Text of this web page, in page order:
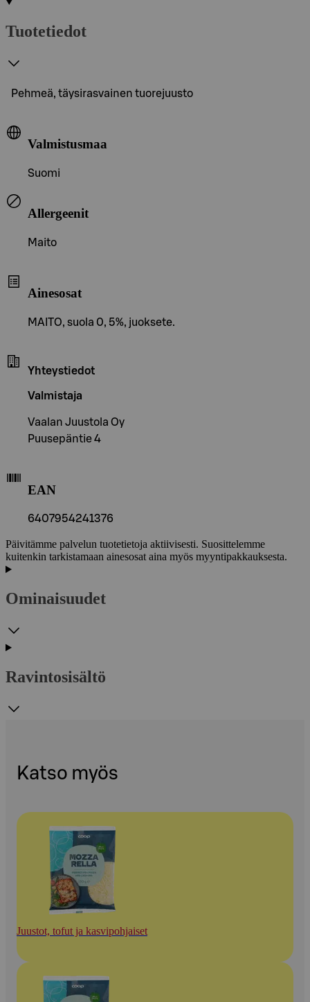
Tuotetiedot
Pehmeä, täysirasvainen tuorejuusto
Valmistusmaa
Suomi
Allergeenit
Maito
Ainesosat
MAITO, suola 0, 5%, juoksete.
Yhteystiedot
Valmistaja
Vaalan Juustola Oy
Puusepäntie 4
EAN
6407954241376
Päivitämme palvelun tuotetietoja aktiivisesti. Suosittelemme
kuitenkin tarkistamaan ainesosat aina myös myyntipakkauksesta.
Ominaisuudet
Ravintosisältö
Katso myös
Juustot, tofut ja kasvipohjaiset